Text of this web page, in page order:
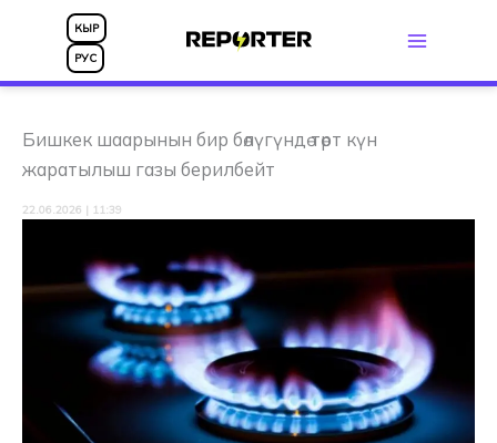
КЫР
РУС
Бишкек шаарынын бир бөлүгүндө төрт күн
жаратылыш газы берилбейт
22.06.2026 | 11:39